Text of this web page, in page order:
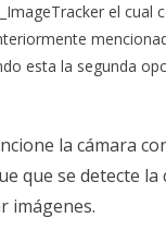
el cual
esta la segunda
la cámara
que se detecte
imágenes.